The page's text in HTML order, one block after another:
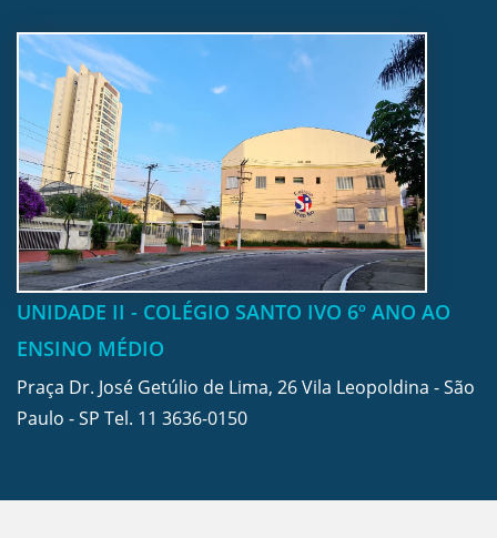
UNIDADE II - COLÉGIO SANTO IVO 6º ANO AO
ENSINO MÉDIO
Praça Dr. José Getúlio de Lima, 26 Vila Leopoldina - São
Paulo - SP Tel. 11 3636-0150